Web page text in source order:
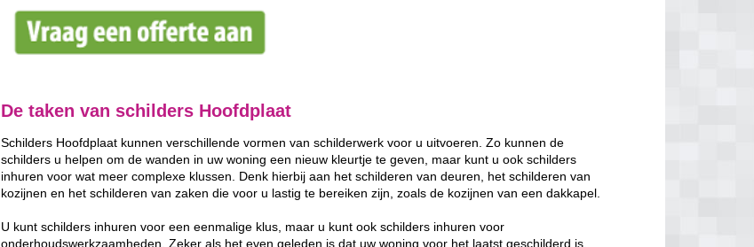
De taken van schilders Hoofdplaat
Schilders Hoofdplaat kunnen verschillende vormen van schilderwerk voor u uitvoeren. Zo kunnen de
schilders u helpen om de wanden in uw woning een nieuw kleurtje te geven, maar kunt u ook schilders
inhuren voor wat meer complexe klussen. Denk hierbij aan het schilderen van deuren, het schilderen van
kozijnen en het schilderen van zaken die voor u lastig te bereiken zijn, zoals de kozijnen van een dakkapel.
U kunt schilders inhuren voor een eenmalige klus, maar u kunt ook schilders inhuren voor
onderhoudswerkzaamheden. Zeker als het even geleden is dat uw woning voor het laatst geschilderd is,